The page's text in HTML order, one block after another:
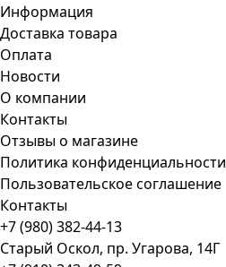
Информация
Доставка товара
Оплата
Новости
О компании
Контакты
Отзывы о магазине
Политика конфиденциальности
Пользовательское соглашение
Контакты
+7 (980) 382-44-13
Старый Оскол, пр. Угарова, 14Г